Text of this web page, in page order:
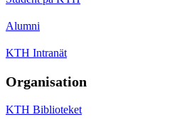
Alumni
KTH Intranät
Organisation
KTH Biblioteket